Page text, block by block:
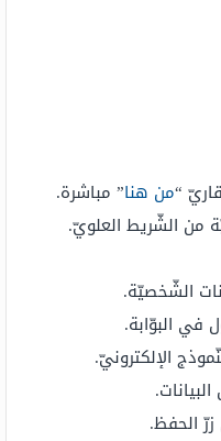
“من هنا” مباشرة.
من الشّريط العلويّ.
الشّخصيّة.
البوّابة.
الإلكترونيّ.
الحفظ.